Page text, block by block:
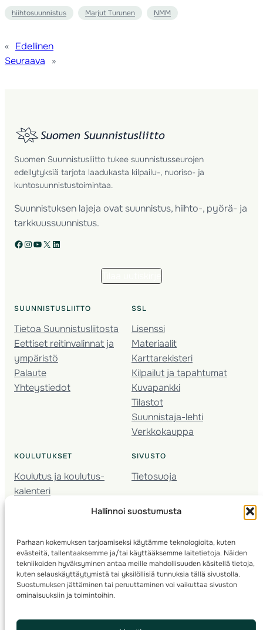
Hallinnoi suostumusta
Parhaan kokemuksen tarjoamiseksi käytämme teknologioita, kuten
evästeitä, tallentaaksemme ja/tai käyttääksemme laitetietoja. Näiden
tekniikoiden hyväksyminen antaa meille mahdollisuuden käsitellä tietoja,
kuten selauskäyttäytymistä tai yksilöllisiä tunnuksia tällä sivustolla.
Suostumuksen jättäminen tai peruuttaminen voi vaikuttaa sivuston
ominaisuuksiin ja toimintoihin.
hiihtosuunnistus Marjut Turunen NMM
« Edellinen
Seuraava
»
Suomen Suunnistusliitto tukee suunnistusseurojen
edellytyksiä tarjota laadukasta kilpailu-, nuoriso- ja
kuntosuunnistustoimintaa.
Suunnistuksen lajeja ovat suunnistus, hiihto-, pyörä- ja
tarkkuussuunnistus.
Facebook Instagram YouTube X LinkedIn
SUUNNISTUSLIITTO
Tietoa Suunnistusliitosta
Eettiset reitinvalinnat ja
ympäristö
Palaute
Yhteystiedot
SSL
Lisenssi
Materiaalit
Karttarekisteri
Kilpailut ja tapahtumat
Kuvapankki
Tilastot
Suunnistaja-lehti
Verkkokauppa
KOULUTUKSET
Koulutus ja koulutus­
kalenteri
Nuorison koulutukset
Kartoitus
Ratamestari
SIVUSTO
Tietosuoja
© 2025 ·Suomen Suunnistusliitto· Valimotie 10, 00380 Helsinki, Finland
info(a)suunnistusliitto.fi,Rastilipun asiat: rastilippu(a)suunnistusliitto.fi